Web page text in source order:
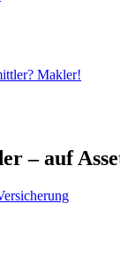
Makler!
– auf